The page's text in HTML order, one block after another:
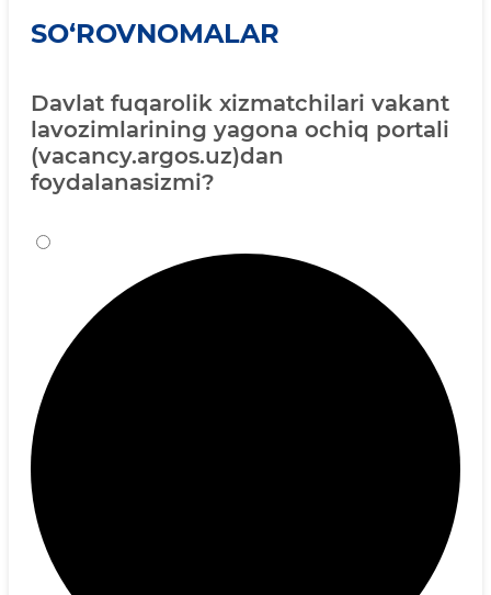
SO‘ROVNOMALAR
Davlat fuqarolik xizmatchilari vakant
lavozimlarining yagona ochiq portali
(vacancy.argos.uz)dan
foydalanasizmi?